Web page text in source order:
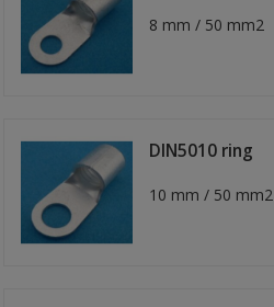
8 mm / 50 mm2
DIN5010 ring
10 mm / 50 mm2